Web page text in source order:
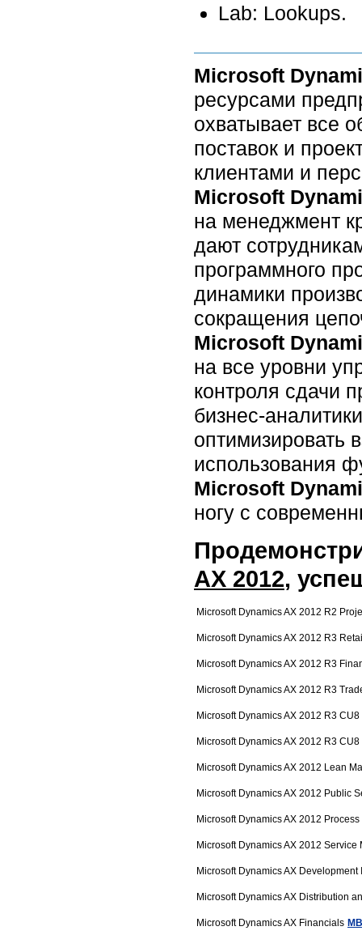
Lab: Lookups.
Microsoft
ресурсами
охватывает все
поставок и
клиентами и
Microsoft
на менеджмент
дают
программного
динамики
сокращения
Microsoft
на все уровни
контроля сдачи
бизнес-
оптимизировать
использования
Microsoft
ногу с
AX 2012,
Microsoft Dynamics AX 2012 R2
Microsoft Dynamics AX 2012 R3
Microsoft Dynamics AX 2012 R3
Microsoft Dynamics AX 2012 R3
Microsoft Dynamics AX 2012 R3
Microsoft Dynamics AX 2012 R3
Microsoft Dynamics AX 2012 Lean
Microsoft Dynamics AX 2012 Public
Microsoft Dynamics AX 2012
Microsoft Dynamics AX 2012 Service
Microsoft Dynamics AX Development
Microsoft Dynamics AX Distribution
Microsoft Dynamics AX Financials